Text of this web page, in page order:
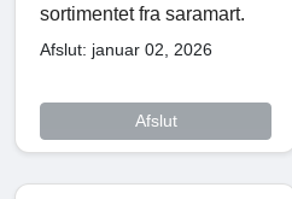
sortimentet fra saramart.
Afslut: januar 02, 2026
Afslut